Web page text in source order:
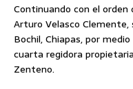
Continuando con el
Arturo Velasco
Bochil, Chiapas, por
cuarta regidora
Zenteno.